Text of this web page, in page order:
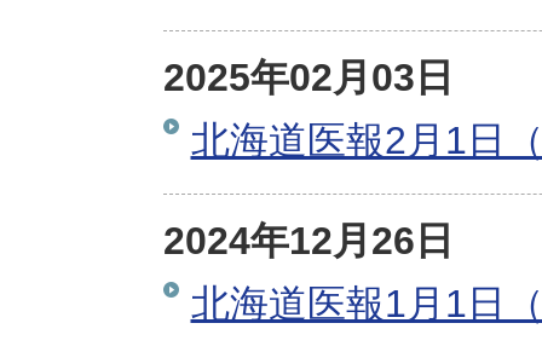
2025年02月03日
北海道医報2月1日
2024年12月26日
北海道医報1月1日